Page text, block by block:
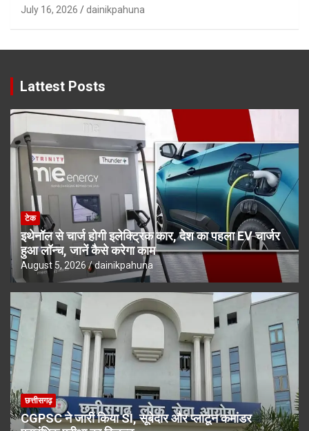
July 16, 2026 dainikpahuna
Lattest Posts
टेक
इथेनॉल से चार्ज होगी इलेक्ट्रिक कार, देश का पहला EV चार्जर
हुआ लॉन्च, जानें कैसे करेगा काम
August 5, 2026 dainikpahuna
छत्तीसगढ़
CGPSC ने जारी किया SI, सूबेदार और प्लाटून कमांडर